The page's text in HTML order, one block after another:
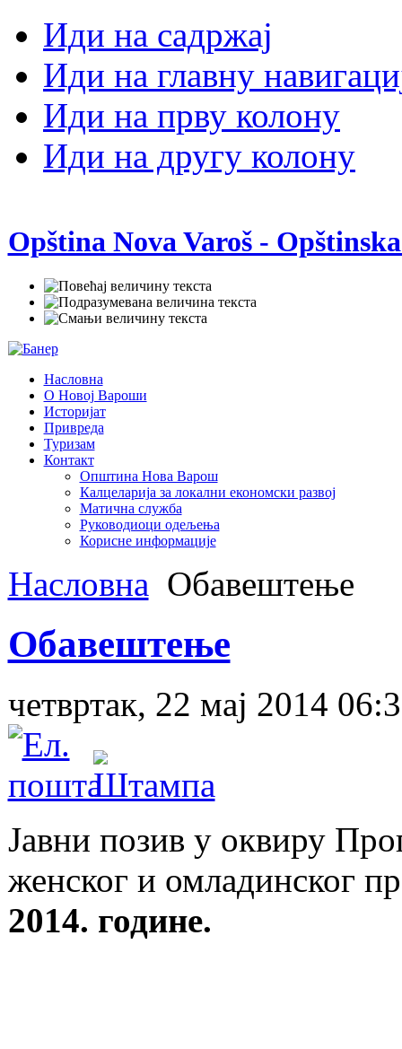
Иди на садржај
Иди на главну
Иди на прву колону
Иди на другу колону
Opština Nova Varoš -
Насловна
О Новој Вароши
Историјат
Привреда
Туризам
Контакт
Општина Нова Варош
Калцеларија за локални економски развој
Матична служба
Руководиоци одељења
Корисне информације
Насловна Обавештење
Обавештење
четвртак, 22 мај 2014
Јавни позив у оквиру
женског и омладинског
2014. године.